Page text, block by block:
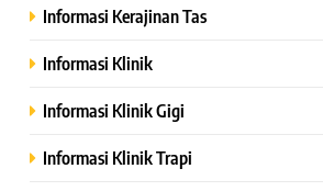
Informasi Kerajinan Tas
Informasi Klinik
Informasi Klinik Gigi
Informasi Klinik Trapi